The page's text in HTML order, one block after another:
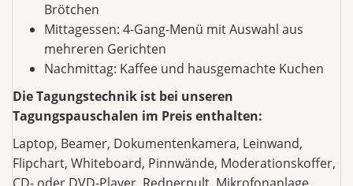
Brötchen
Mittagessen: 4-Gang-Menü mit Auswahl aus
mehreren Gerichten
Nachmittag: Kaffee und hausgemachte Kuchen
Die Tagungstechnik ist bei unseren
Tagungspauschalen im Preis enthalten:
Laptop, Beamer, Dokumentenkamera, Leinwand,
Flipchart, Whiteboard, Pinnwände, Moderationskoffer,